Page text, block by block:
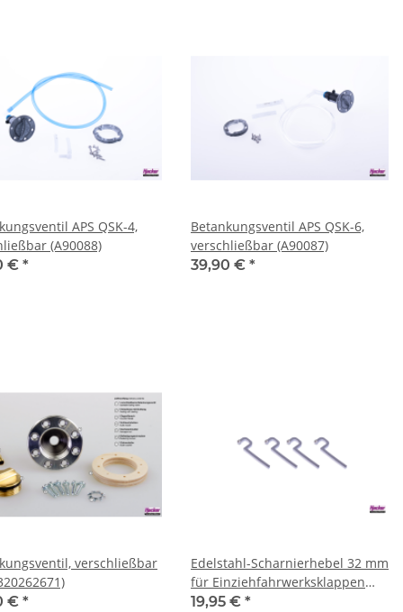
APS QSK-4,
(A90088)
€ *
Betankungsventil APS QSK-6,
verschließbar (A90087)
39,90 € *
verschließbar
€ *
Edelstahl-Scharnierhebel 32 mm
für Einziehfahrwerksklappen
(4250320275855)
19,95 € *